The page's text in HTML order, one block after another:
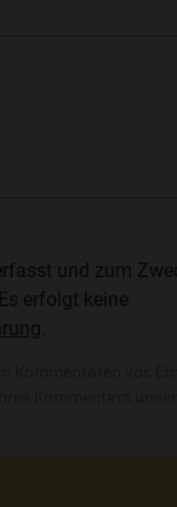
und zum
erfolgt keine